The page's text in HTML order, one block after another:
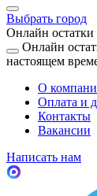
Выбрать город
Онлайн остатки
Онлайн
настоящем
О
Оплата и
Контакты
Вакансии
Написать нам